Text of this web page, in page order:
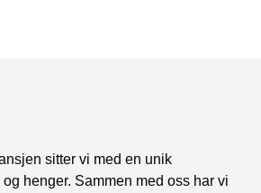
sitter vi med en unik
henger. Sammen med oss har vi